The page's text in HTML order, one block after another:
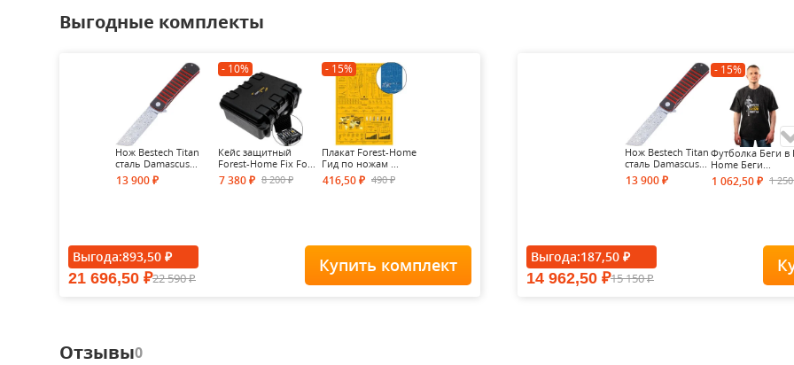
Выгодные комплекты
Нож Bestech Titan
сталь Damascus...
13 900 ₽
- 10%
Кейс защитный
Forest-Home Fix Fo...
7 380₽ 8 200₽
- 15%
Плакат Forest-Home
Гид по ножам ...
416,50 ₽ 490₽
Выгода:893,50 ₽
21 696,50 ₽22 590₽
Купить комплект
Нож Bestech Titan
сталь Damascus...
13 900 ₽
- 15%
Футболка Беги в
Home Беги...
1 062,50 ₽ 1
Футболка Forest-
Выгода:187,50 ₽
14 962,50 ₽15 150₽
Отзывы0